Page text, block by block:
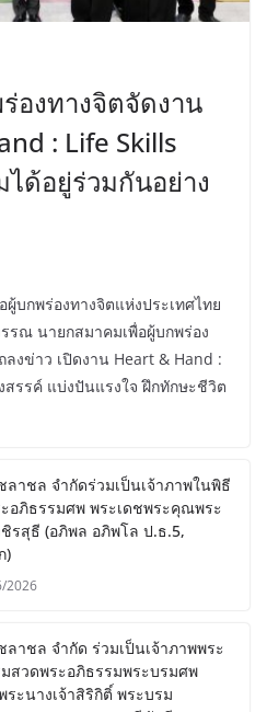
องทางจิตจัดงาน
: Life Skills
ด้อยู่ร่วมกันอย่าง
บกพร่องทางจิตแห่งประเทศไทย
รณ นายกสมาคมเพื่อผู้บกพร่อง
งข่าว เปิดงาน Heart & Hand :
รรค์ แบ่งปันแรงใจ ฝึกทักษะชีวิต
ลาชล จำกัดร่วมเป็นเจ้าภาพในพิธี
อภิธรรมศพ พระเดชพระคุณพระ
รสุธี (อภิพล อภิพโล ป.ธ.5,
)
2026
าชล จำกัด ร่วมเป็นเจ้าภาพพระ
สวดพระอภิธรรมพระบรมศพ
ระนางเจ้าสิริกิติ์ พระบรม